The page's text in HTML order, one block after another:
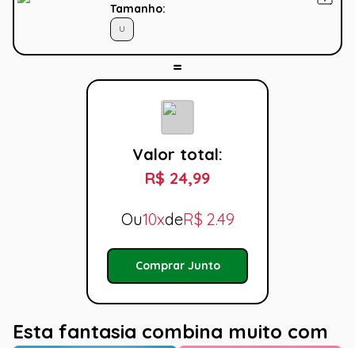
Tamanho:
U
Valor total:
R$ 24,99
Ou10xdeR$ 2.49
Comprar Junto
Esta fantasia combina muito com